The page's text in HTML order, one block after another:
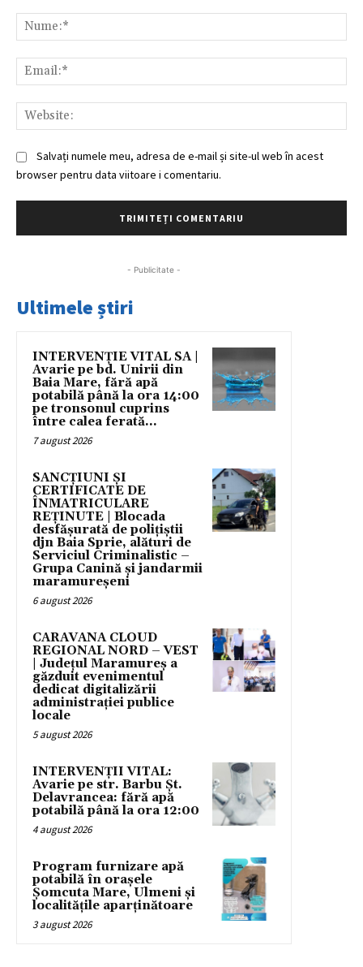
Salvați numele meu, adresa de e-mail și site-ul web în acest
browser pentru data viitoare i comentariu.
- Publicitate -
Ultimele știri
INTERVENȚIE VITAL SA |
Avarie pe bd. Unirii din
Baia Mare, fără apă
potabilă până la ora 14:00
pe tronsonul cuprins
între calea ferată...
7 august 2026
SANCȚIUNI ȘI
CERTIFICATE DE
ÎNMATRICULARE
REȚINUTE | Blocada
desfășurată de polițiștii
djn Baia Sprie, alături de
Serviciul Criminalistic –
Grupa Canină și jandarmii
maramureșeni
6 august 2026
CARAVANA CLOUD
REGIONAL NORD – VEST
| Județul Maramureș a
găzduit evenimentul
dedicat digitalizării
administrației publice
locale
5 august 2026
INTERVENȚII VITAL:
Avarie pe str. Barbu Șt.
Delavrancea: fără apă
potabilă până la ora 12:00
4 august 2026
Program furnizare apă
potabilă în orașele
Șomcuta Mare, Ulmeni și
localitățile aparținătoare
3 august 2026